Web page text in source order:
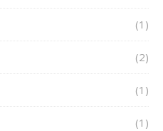
(1)
(2)
(1)
(1)